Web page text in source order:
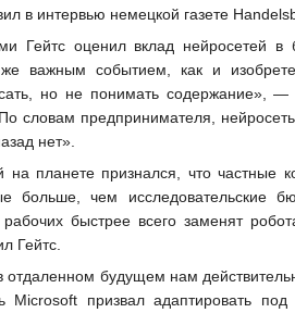
в интервью немецкой газете
Гейтс оценил вклад нейросетей в
важным событием, как и
но не понимать содержание», —
словам предпринимателя,
нет».
планете признался, что частные
больше, чем исследовательские
быстрее всего заменят
Гейтс.
отдаленном будущем нам
Microsoft призвал адаптировать